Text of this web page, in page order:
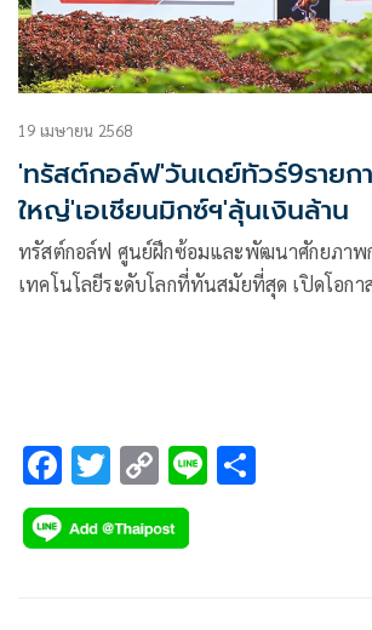
19 เมษายน 2568
'ทรัสต์กอล์ฟ'วันเดย์ทัวร์9รายก
ใหญ่'เอเชียนมิกซ์ฯ'ลุ้นเงินล้าน
ทรัสต์กอล์ฟ ศูนย์ฝึกซ้อมและพัฒนาศักยภาพ
เทคโนโลยีระดับโลกที่ทันสมัยที่สุด เปิดโอก
14 พฤษภาคมนี้ ให้สิทธิ์แชมป์ประเภทอาชีพแ
การแข่งขันกอล์ฟอาชีพรายการใหญ่ ทรัสต์กอล์ฟ เอเชียน มิกซ์
ไทยแลนด์ ซีรี่ส์ 2025 โคแซงชั่นกับไต้หวันพี
ลพีจีเอ มีคิวจัดแข่งขันรวม 3 รายการ ชิงเงินร
F
ac
e
T
wi
tt
C
o
p
Li